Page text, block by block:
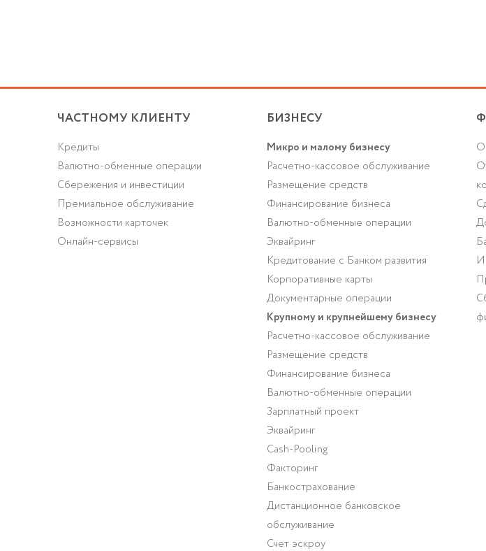
ЧАСТНОМУ КЛИЕНТУ
Кредиты
Валютно-обменные операции
Cбережения и инвестиции
Премиальное обслуживание
Возможности карточек
Онлайн-сервисы
БИЗНЕСУ
Микро и малому бизнесу
Расчетно-кассовое обслуживание
Размещение средств
Финансирование бизнеса
Валютно-обменные операции
Эквайринг
Кредитование с Банком развития
Корпоративные карты
Документарные операции
Крупному и крупнейшему бизнесу
Расчетно-кассовое обслуживание
Размещение средств
Финансирование бизнеса
Валютно-обменные операции
Зарплатный проект
Эквайринг
Cash-Pooling
Факторинг
Банкострахование
Дистанционное банковское
обслуживание
Счет эскроу